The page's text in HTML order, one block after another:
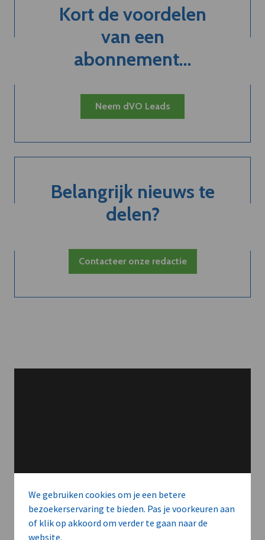
We gebruiken cookies om je een betere
bezoekerservaring te bieden. Pas je voorkeuren aan
of klik op akkoord om verder te gaan naar de
website.
Kort de voordelen
van een
abonnement...
Neem dVO Leads
Belangrijk nieuws te
delen?
Contacteer onze redactie